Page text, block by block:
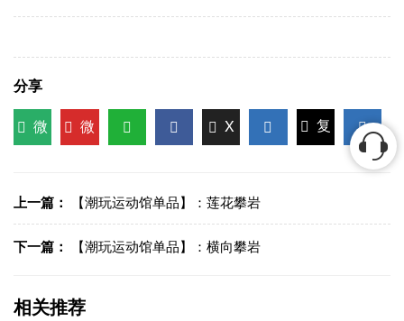
分享
微
微
X
复
上一篇： 【潮玩运动馆单品】：莲花攀岩
下一篇： 【潮玩运动馆单品】：横向攀岩
相关推荐